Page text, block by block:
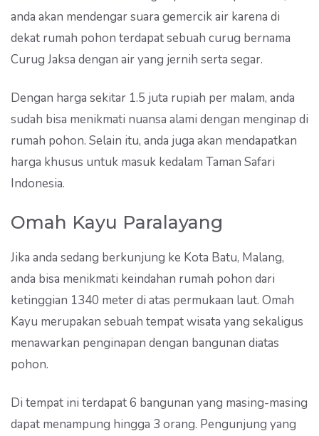
anda akan mendengar suara gemercik air karena di
dekat rumah pohon terdapat sebuah curug bernama
Curug Jaksa dengan air yang jernih serta segar.
Dengan harga sekitar 1.5 juta rupiah per malam, anda
sudah bisa menikmati nuansa alami dengan menginap di
rumah pohon. Selain itu, anda juga akan mendapatkan
harga khusus untuk masuk kedalam Taman Safari
Indonesia.
Omah Kayu Paralayang
Jika anda sedang berkunjung ke Kota Batu, Malang,
anda bisa menikmati keindahan rumah pohon dari
ketinggian 1340 meter di atas permukaan laut. Omah
Kayu merupakan sebuah tempat wisata yang sekaligus
menawarkan penginapan dengan bangunan diatas
pohon.
Di tempat ini terdapat 6 bangunan yang masing-masing
dapat menampung hingga 3 orang. Pengunjung yang